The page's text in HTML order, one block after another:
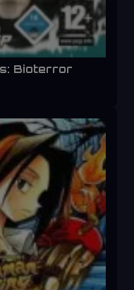
Bioterror